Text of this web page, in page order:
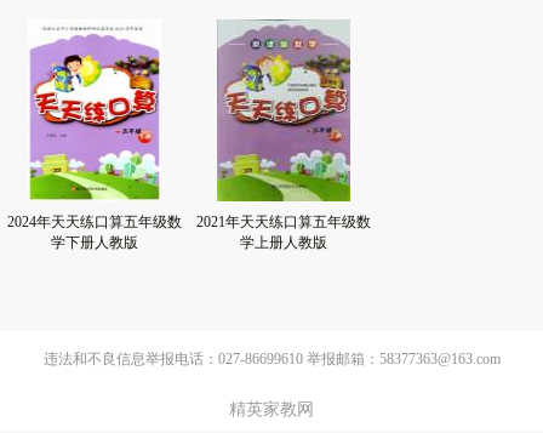
2024年天天练口算五年级数
学下册人教版
2021年天天练口算五年级数
学上册人教版
违法和不良信息举报电话：027-86699610 举报邮箱：58377363@163.com
精英家教网